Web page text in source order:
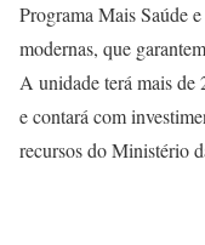
Programa Mais Saúde
modernas, que
A unidade terá mais de
e contará com
recursos do Ministério